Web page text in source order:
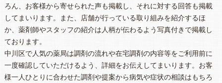
ろん、お客様から寄せられた声も掲載し、それに対する回答も掲載
してまいります。また、店舗が行っている取り組みを紹介するほ
か、薬剤師やスタッフの紹介は人柄が伝わるよう写真付きで掲載し
ております。
中川区で人気の薬局は調剤の流れや在宅調剤の内容等をご利用前に
一度確認していただけるよう、詳細をお伝えしてまいります。お客
様一人ひとりに合わせた調剤や提案から病気や症状の相談はもちろ